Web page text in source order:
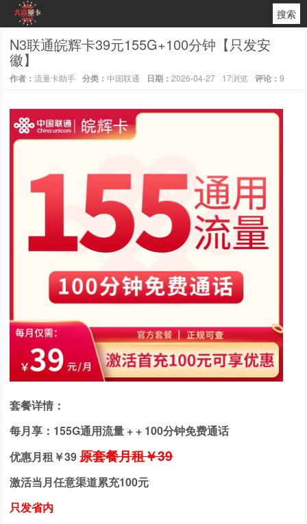
搜索
N3联通皖辉卡39元155G+100分钟【只发安
徽】
作者：流量卡助手 分类：中国联通 日期：2026-04-27 17浏览 评论：9
套餐详情：
每月享：155G通用流量 + + 100分钟免费通话
优惠月租￥39原套餐月租￥39
激活当月任意渠道累充100元
只发省内